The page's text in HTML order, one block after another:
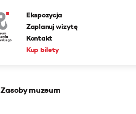
Ekspozycja
Zaplanuj wizytę
Kontakt
Kup bilety
Zasoby muzeum